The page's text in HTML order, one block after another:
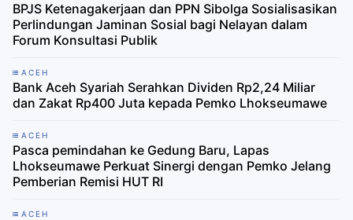
BPJS Ketenagakerjaan dan PPN Sibolga Sosialisasikan
Perlindungan Jaminan Sosial bagi Nelayan dalam
Forum Konsultasi Publik
ACEH
Bank Aceh Syariah Serahkan Dividen Rp2,24 Miliar
dan Zakat Rp400 Juta kepada Pemko Lhokseumawe
ACEH
Pasca pemindahan ke Gedung Baru, Lapas
Lhokseumawe Perkuat Sinergi dengan Pemko Jelang
Pemberian Remisi HUT RI
ACEH